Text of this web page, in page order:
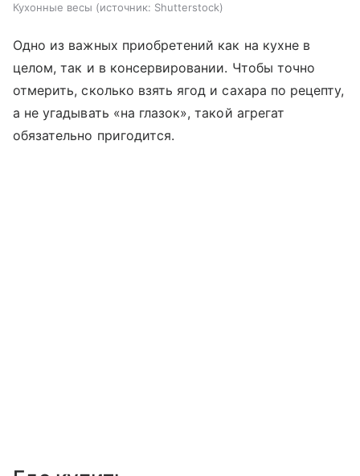
Кухонные весы источник: Shutterstock
Одно из важных приобретений как на кухне в
целом, так и в консервировании. Чтобы точно
отмерить, сколько взять ягод и сахара по рецепту,
а не угадывать «на глазок», такой агрегат
обязательно пригодится.